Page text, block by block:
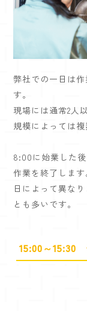
弊社での一日は
す。
現場には通常2人
規模によっては
8:00に始業した
作業を終了します
日によって異な
とも多いです。
15:00～15:30